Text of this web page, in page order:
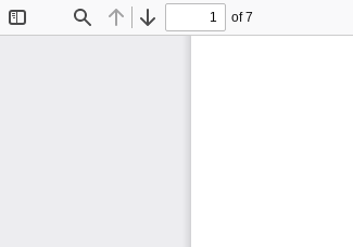
Find Previous
Next
of 7